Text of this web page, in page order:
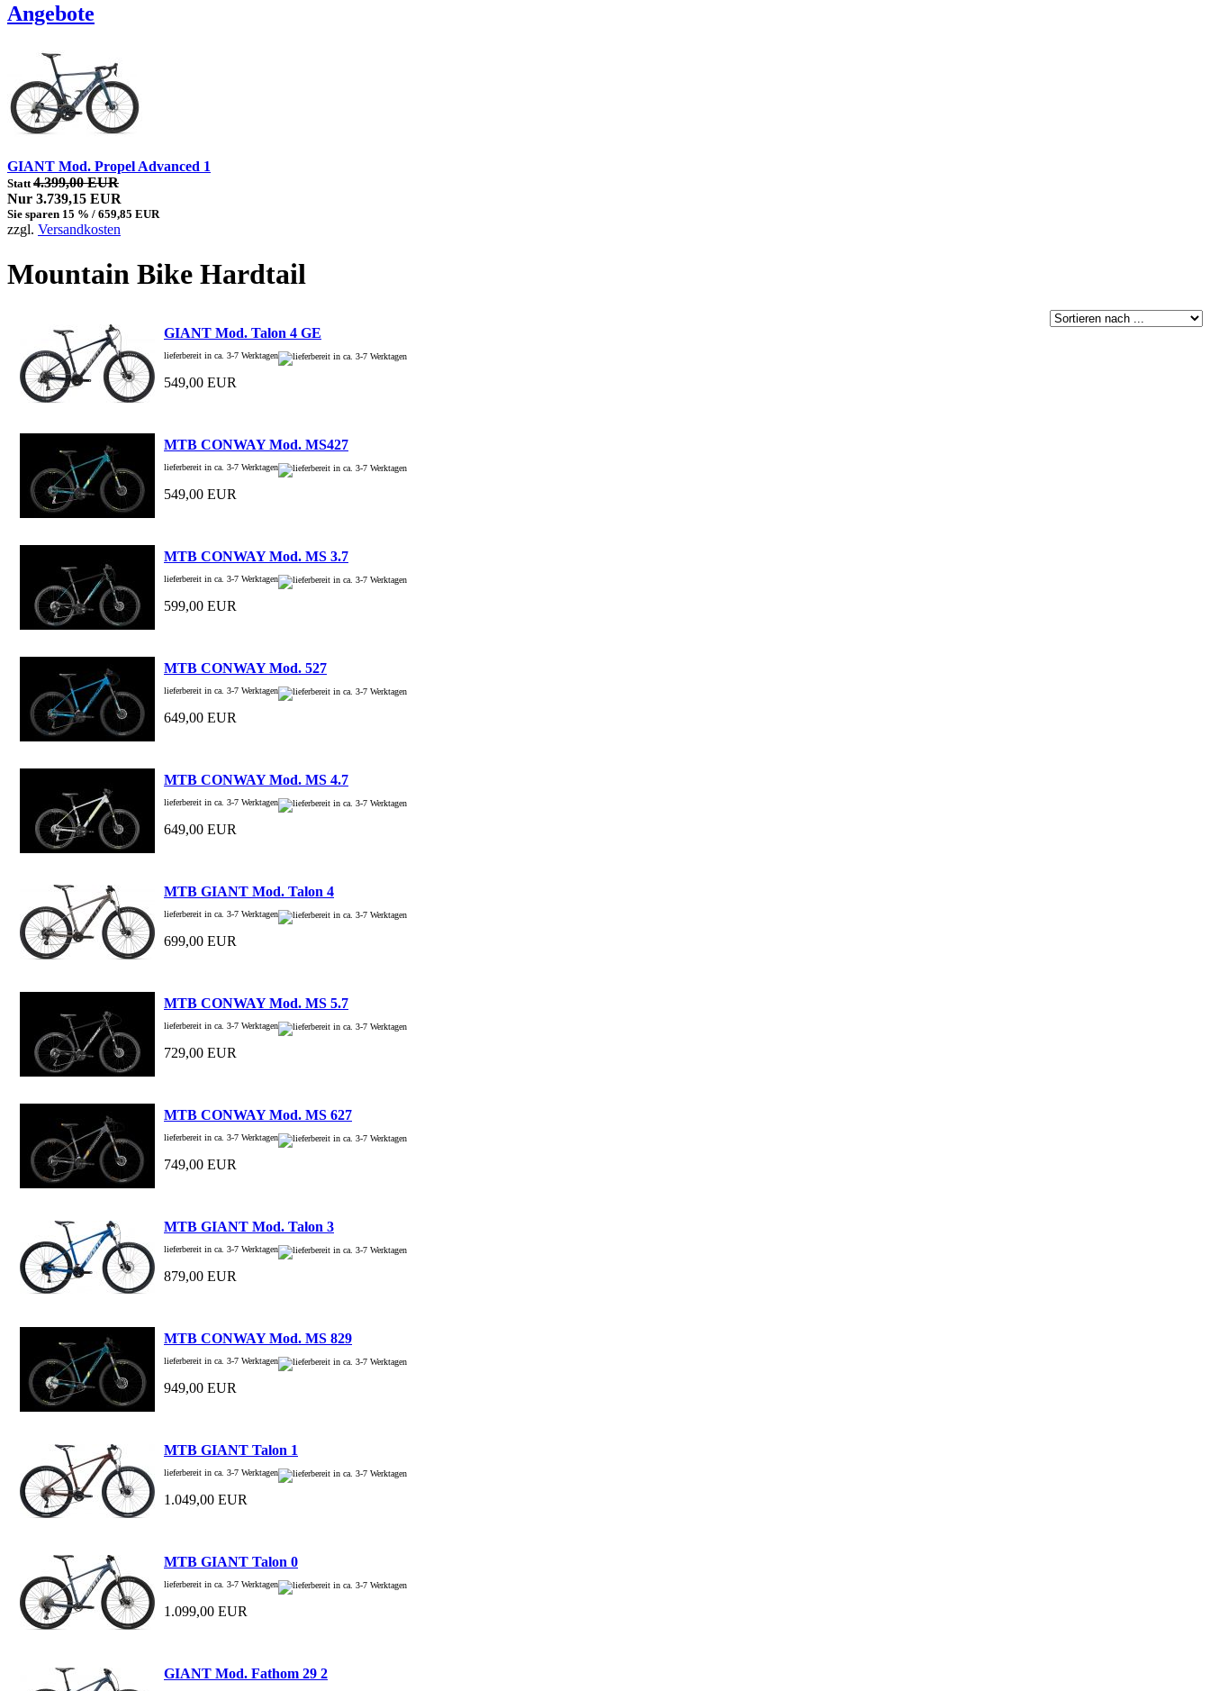
Angebote
GIANT Mod. Propel Advanced 1
Statt4.399,00 EUR
Nur 3.739,15 EUR
Sie sparen 15 % / 659,85 EUR
zzgl. Versandkosten
Mountain Bike Hardtail
GIANT Mod. Talon 4 GE
lieferbereit in ca. 3-7 Werktagen
549,00 EUR
MTB CONWAY Mod. MS427
lieferbereit in ca. 3-7 Werktagen
549,00 EUR
MTB CONWAY Mod. MS 3.7
lieferbereit in ca. 3-7 Werktagen
599,00 EUR
MTB CONWAY Mod. 527
lieferbereit in ca. 3-7 Werktagen
649,00 EUR
MTB CONWAY Mod. MS 4.7
lieferbereit in ca. 3-7 Werktagen
649,00 EUR
MTB GIANT Mod. Talon 4
lieferbereit in ca. 3-7 Werktagen
699,00 EUR
MTB CONWAY Mod. MS 5.7
lieferbereit in ca. 3-7 Werktagen
729,00 EUR
MTB CONWAY Mod. MS 627
lieferbereit in ca. 3-7 Werktagen
749,00 EUR
MTB GIANT Mod. Talon 3
lieferbereit in ca. 3-7 Werktagen
879,00 EUR
MTB CONWAY Mod. MS 829
lieferbereit in ca. 3-7 Werktagen
949,00 EUR
MTB GIANT Talon 1
lieferbereit in ca. 3-7 Werktagen
1.049,00 EUR
MTB GIANT Talon 0
lieferbereit in ca. 3-7 Werktagen
1.099,00 EUR
GIANT Mod. Fathom 29 2